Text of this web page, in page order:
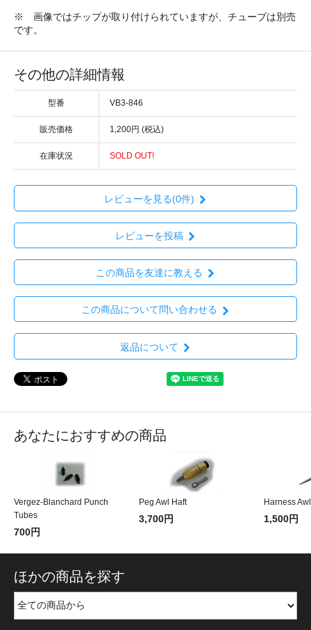
※ 画像ではチップが取り付けられていますが、チューブは別売
です。
その他の詳細情報
型番 VB3-846
販売価格 1,200円 (税込)
在庫状況 SOLD OUT!
レビューを見る(0件)
レビューを投稿
この商品を友達に教える
この商品について問い合わせる
返品について
あなたにおすすめの商品
Vergez-Blanchard Punch
Tubes
700円
Peg Awl Haft
3,700円
Harness Awl
1,500円
ほかの商品を探す